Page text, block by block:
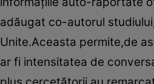
adăugat co-autorul
Unite.Aceasta permite,de
ar fi intensitatea de